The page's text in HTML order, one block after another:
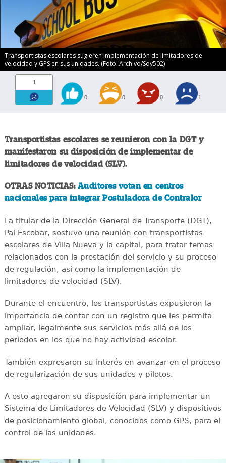
Transportistas escolares sugieren implementación de limitadores de
velocidad y GPS en sus unidades. (Foto: Archivo/Soy502)
1
0 0 0 1
Transportistas escolares se reunieron con la DGT y
manifestaron su disposición de implementar de
limitadores de velocidad (SLV).
OTRAS NOTICIAS: Auditores votan en centros
nacionales para integrar Postuladora de Contralor
La titular de la Dirección General de Transporte (DGT),
Pai Escobar, sostuvo una reunión con transportistas
escolares de Villa Nueva y la capital, para tratar temas
relacionados con la prestación del servicio y su proceso
de regulación, así como la implementación de
limitadores de velocidad (SLV).
Durante el encuentro, los transportistas expusieron la
importancia de contar con un registro que les permita
ampliar, legalmente sus servicios más allá de los
períodos en los que no hay actividad escolar.
También expresaron su interés en avanzar en el proceso
de regularización de sus unidades y pilotos.
A esto agregaron su disposición para implementar un
Sistema de Limitadores de Velocidad (SLV) y dispositivos
de posicionamiento global, conocidos como GPS, para el
control de las unidades.